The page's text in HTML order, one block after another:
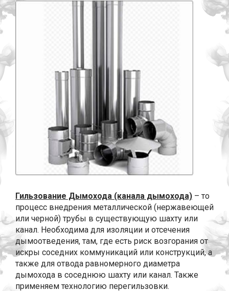
Гильзование Дымохода (канала дымохода) – то
процесс внедрения металлической (нержавеющей
или черной) трубы в существующую шахту или
канал. Необходима для изоляции и отсечения
дымоотведения, там, где есть риск возгорания от
искры соседних коммуникаций или конструкций, а
также для отвода равномерного диаметра
дымохода в соседнюю шахту или канал. Также
применяем технологию перегильзовки.